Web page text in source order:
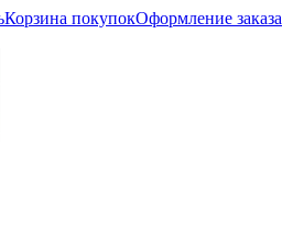
Корзина покупокОформление заказа